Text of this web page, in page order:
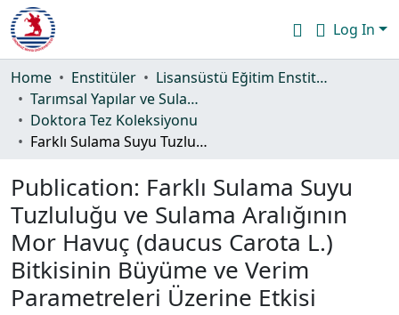
Log In
Communities & Collections
All of DSpace
Statistics
Guide
Home Enstitüler
Lisansüstü Eğitim Enstitüsü
Tarımsal Yapılar ve Sulama Ana Bilim Dalı
Doktora Tez Koleksiyonu
Farklı Sulama Suyu Tuzluluğu ve Sulama Aralığının Mor Havuç (daucus Carota L.) Bitkisinin Büyüme ve Verim Parametreleri Üzerine Etkisi
Publication: Farklı Sulama Suyu
Tuzluluğu ve Sulama Aralığının
Mor Havuç (daucus Carota L.)
Bitkisinin Büyüme ve Verim
Parametreleri Üzerine Etkisi